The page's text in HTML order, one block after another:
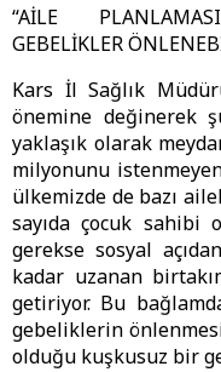
“AİLE
GEBELİKLER
Kars İl Sağlık
önemine değinerek
yaklaşık olarak
milyonunu
ülkemizde de bazı
sayıda çocuk sahibi
gerekse sosyal
kadar uzanan
getiriyor. Bu
gebeliklerin
olduğu kuşkusuz bir